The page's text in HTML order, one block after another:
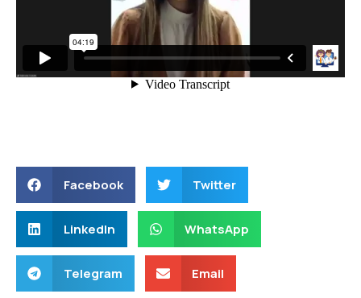
Facebook Twitter
LinkedIn WhatsApp
Telegram Email